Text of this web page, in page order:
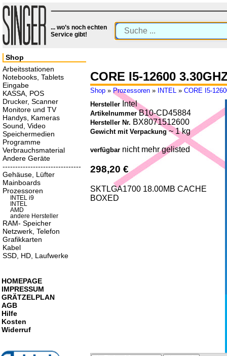
... wo’s noch echten
Service gibt!
CORE I5-12600
Shop » Prozessoren » INTEL » CORE I5-
Hersteller Intel
ArtikelnummerB10-CD45884
Hersteller Nr. BX8071512600
Gewicht mit Verpackung~ 1 kg
verfügbar nicht mehr gelisted
298,20 €
SKTLGA1700 18.00MB CACHE
BOXED
Shop
Arbeitsstationen
Notebooks, Tablets
Eingabe
KASSA, POS
Drucker, Scanner
Monitore und TV
Handys, Kameras
Sound, Video
Speichermedien
Programme
Verbrauchsmaterial
Andere Geräte
-------------------------------
Gehäuse, Lüfter
Mainboards
Prozessoren
INTEL i9
INTEL
AMD
andere Hersteller
RAM- Speicher
Netzwerk, Telefon
Grafikkarten
Kabel
SSD, HD, Laufwerke
HOMEPAGE
IMPRESSUM
GRÄTZELPLAN
AGB
Hilfe
Kosten
Widerruf